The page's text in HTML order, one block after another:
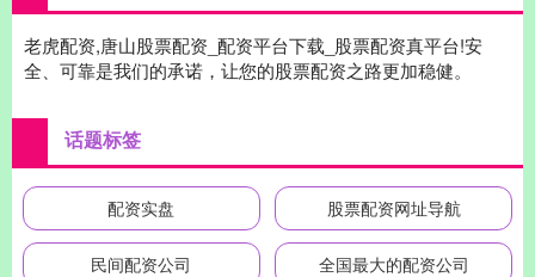
老虎配资,唐山股票配资_配资平台下载_股票配资真平台!安
全、可靠是我们的承诺，让您的股票配资之路更加稳健。
话题标签
配资实盘 股票配资网址导航
民间配资公司 全国最大的配资公司